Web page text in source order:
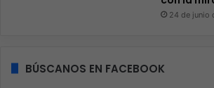
24 de junio
BÚSCANOS EN FACEBOOK